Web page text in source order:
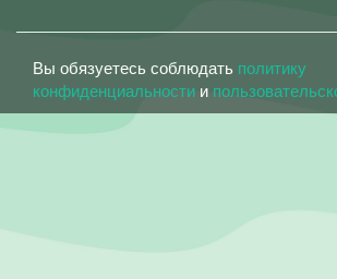
Вы обязуетесь соблюдать политику
конфиденциальности и